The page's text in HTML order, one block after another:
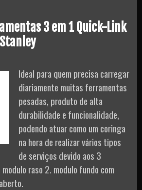
3 em 1 Quick-Link
Ideal para quem precisa carregar
diariamente muitas ferramentas
pesadas, produto de alta
durabilidade e funcionalidade,
podendo atuar como um coringa
na hora de realizar vários tipos
de serviços devido aos 3
raso 2. modulo fundo com